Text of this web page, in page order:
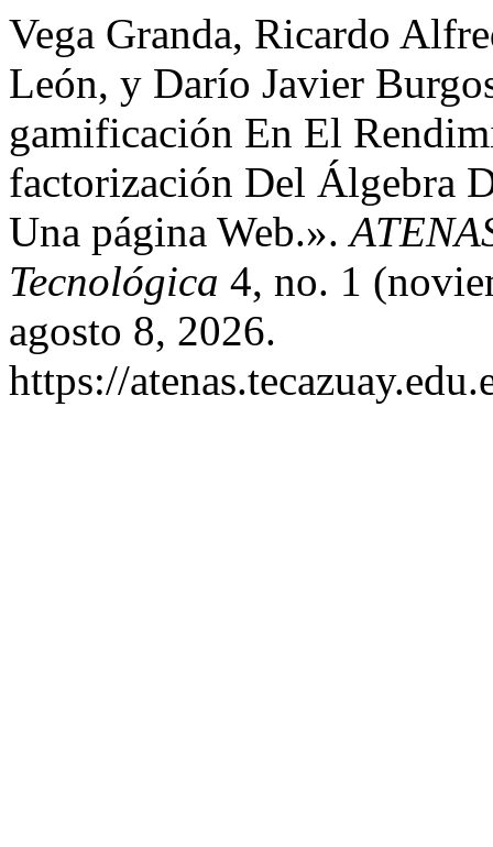
Vega Granda, Ricardo
León, y Darío Javier
gamificación En El
factorización Del Álgebra
Una página Web.».
Tecnológica 4, no. 1
agosto 8, 2026.
https://